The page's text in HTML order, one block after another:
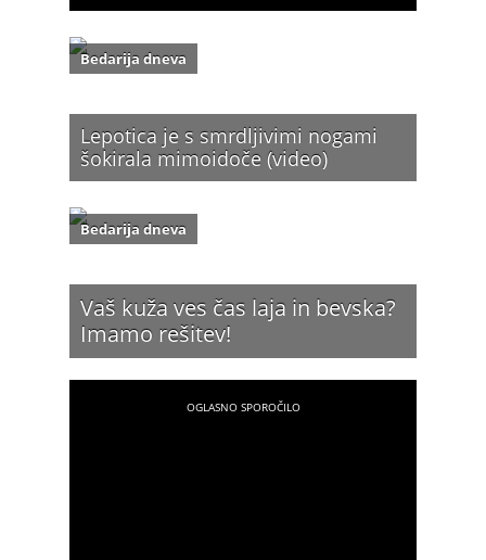
Lepotica je s smrdljivimi nogami
šokirala mimoidoče (video)
Bedarija dneva
Vaš kuža ves čas laja in bevska?
Imamo rešitev!
Bedarija dneva